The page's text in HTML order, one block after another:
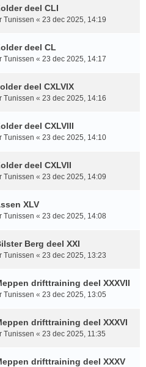
deel CLI
Tunissen « 23 dec 2025, 14:19
deel CL
Tunissen « 23 dec 2025, 14:17
deel CXLVIX
Tunissen « 23 dec 2025, 14:16
deel CXLVIII
Tunissen « 23 dec 2025, 14:10
deel CXLVII
Tunissen « 23 dec 2025, 14:09
XLV
Tunissen « 23 dec 2025, 14:08
Berg deel XXI
Tunissen « 23 dec 2025, 13:23
drifttraining deel XXXVII
Tunissen « 23 dec 2025, 13:05
drifttraining deel XXXVI
Tunissen « 23 dec 2025, 11:35
drifttraining deel XXXV